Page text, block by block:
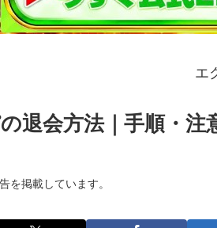
エ
退会方法｜手順・
を掲載しています。